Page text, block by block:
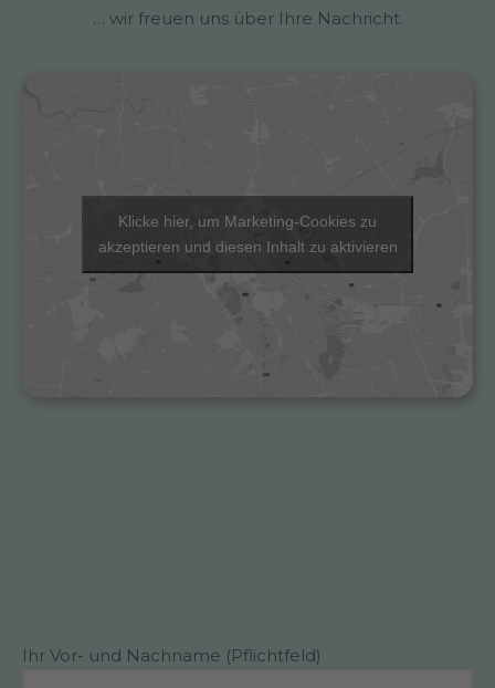
… wir freuen uns über Ihre Nachricht.
Klicke hier, um Marketing-Cookies zu
akzeptieren und diesen Inhalt zu aktivieren
Ihr Vor- und Nachname (Pflichtfeld)